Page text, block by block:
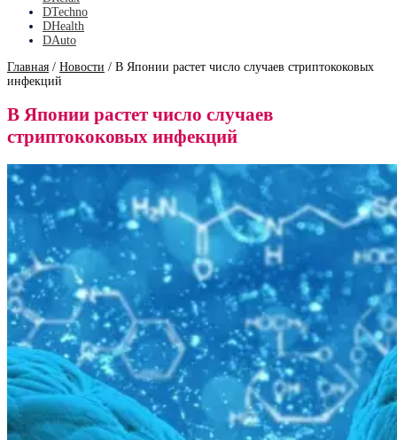
DTechno
DHealth
DAuto
Главная / Новости / В Японии растет число случаев стриптококовых
инфекций
В Японии растет число случаев
стриптококовых инфекций